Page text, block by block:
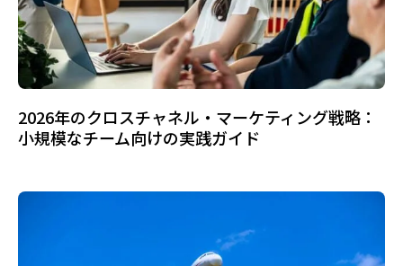
2026年のクロスチャネル・マーケティング戦略：
小規模なチーム向けの実践ガイド